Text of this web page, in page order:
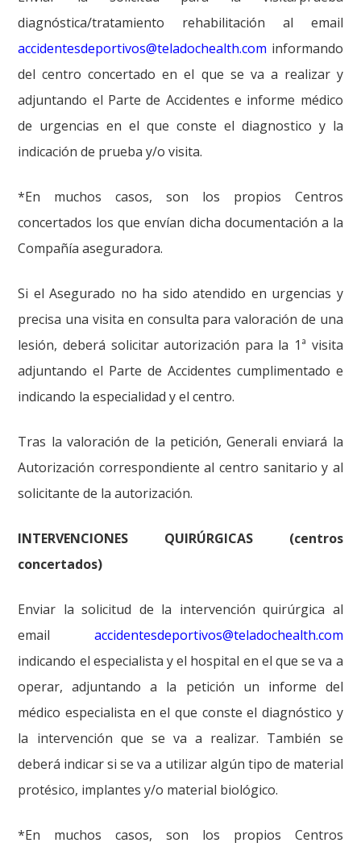
diagnóstica/tratamiento rehabilitación al email
accidentesdeportivos@teladochealth.com informando
del centro concertado en el que se va a realizar y
adjuntando el Parte de Accidentes e informe médico
de urgencias en el que conste el diagnostico y la
indicación de prueba y/o visita.
*En muchos casos, son los propios Centros
concertados los que envían dicha documentación a la
Compañía aseguradora.
Si el Asegurado no ha sido atendido en urgencias y
precisa una visita en consulta para valoración de una
lesión, deberá solicitar autorización para la 1ª visita
adjuntando el Parte de Accidentes cumplimentado e
indicando la especialidad y el centro.
Tras la valoración de la petición, Generali enviará la
Autorización correspondiente al centro sanitario y al
solicitante de la autorización.
INTERVENCIONES QUIRÚRGICAS (centros
concertados)
Enviar la solicitud de la intervención quirúrgica al
email accidentesdeportivos@teladochealth.com
indicando el especialista y el hospital en el que se va a
operar, adjuntando a la petición un informe del
médico especialista en el que conste el diagnóstico y
la intervención que se va a realizar. También se
deberá indicar si se va a utilizar algún tipo de material
protésico, implantes y/o material biológico.
*En muchos casos, son los propios Centros